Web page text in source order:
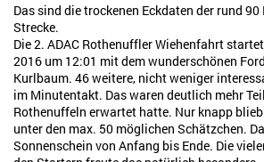
Das sind die trockenen Eckdaten der rund
Strecke.
Die 2. ADAC Rothenuffler Wiehenfahrt
2016 um 12:01 mit dem wunderschönen
Kurlbaum. 46 weitere, nicht weniger
im Minutentakt. Das waren deutlich mehr
Rothenuffeln erwartet hatte. Nur knapp
unter den max. 50 möglichen Schätzchen.
Sonnenschein von Anfang bis Ende. Die